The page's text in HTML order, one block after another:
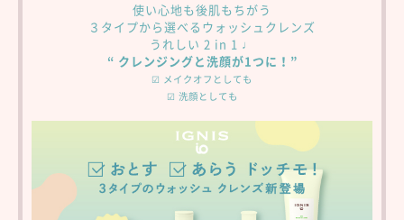
使い心地も後肌もちがう
３タイプから選べるウォッシュクレンズ
うれしい 2 in 1 ♩
“ クレンジングと洗顔が1つに！”
☑ メイクオフとしても
☑ 洗顔としても